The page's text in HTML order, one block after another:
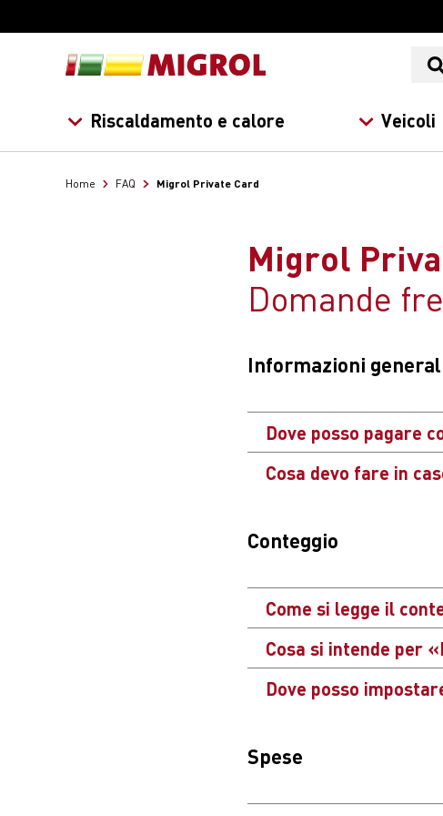
Riscaldamento e calore Veicoli
Home FAQ Migrol Private Card
Migrol
Domande
Informazioni
Dove posso pagare
LaMigrol Private e
annovera oltre 550
Quitrova l’elenco
Cosa devo fare in
Conteggio
Come si legge il
Aprire il conteggio in
Cosa si intende per
Si prendono in
preghiamo di
conteggio successivo.
Dove posso
disponibili. Acceda a
Spese